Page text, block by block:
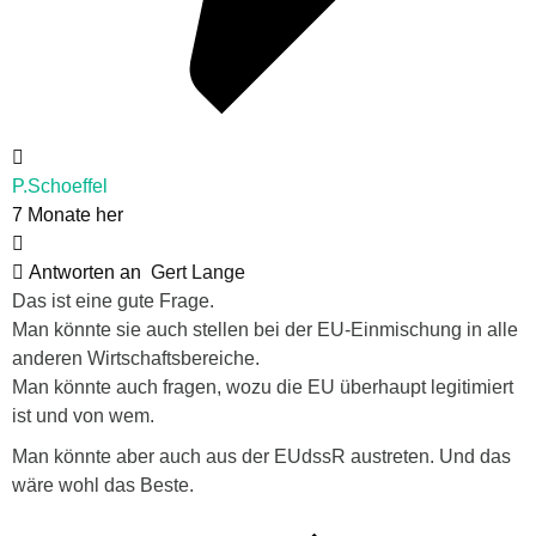
P.Schoeffel
7 Monate her
Antworten an Gert Lange
Das ist eine gute Frage.
Man könnte sie auch stellen bei der EU-Einmischung in alle
anderen Wirtschaftsbereiche.
Man könnte auch fragen, wozu die EU überhaupt legitimiert
ist und von wem.
Man könnte aber auch aus der EUdssR austreten. Und das
wäre wohl das Beste.